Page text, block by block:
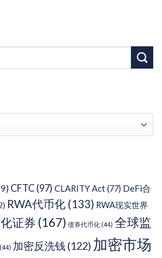
CFTC (97) CLARITY Act(77) DeFi合
RWA代币化 (133) RWA现实世界
证券 (167) 债券代币化 (44) 全球监
(44) 加密反洗钱 (122) 加密市场